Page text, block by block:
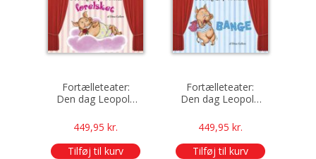
Fortælleteater:
Den dag Leopold
449,95kr.
Tilføj til kurv
Fortælleteater:
Den dag Leopold
449,95 kr.
Tilføj til kurv